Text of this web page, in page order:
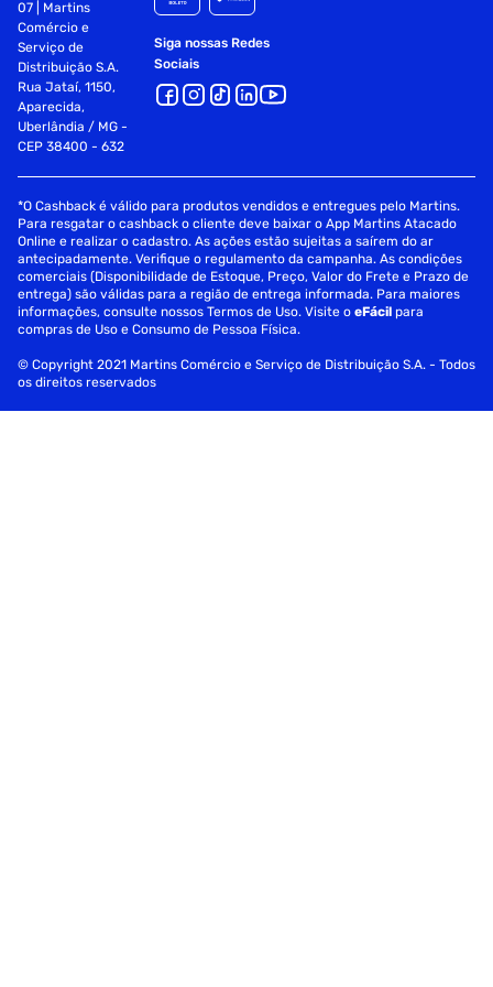
07 | Martins
Comércio e
Serviço de
Distribuição S.A.
Rua Jataí, 1150,
Aparecida,
Uberlândia / MG -
CEP 38400 - 632
Siga nossas Redes
Sociais
*O Cashback é válido para produtos vendidos e entregues pelo Martins.
Para resgatar o cashback o cliente deve baixar o App Martins Atacado
Online e realizar o cadastro. As ações estão sujeitas a saírem do ar
antecipadamente. Verifique o regulamento da campanha. As condições
comerciais (Disponibilidade de Estoque, Preço, Valor do Frete e Prazo de
entrega) são válidas para a região de entrega informada. Para maiores
informações, consulte nossos Termos de Uso. Visite oeFácil para
compras de Uso e Consumo de Pessoa Física.
© Copyright 2021 Martins Comércio e Serviço de Distribuição S.A. - Todos
os direitos reservados